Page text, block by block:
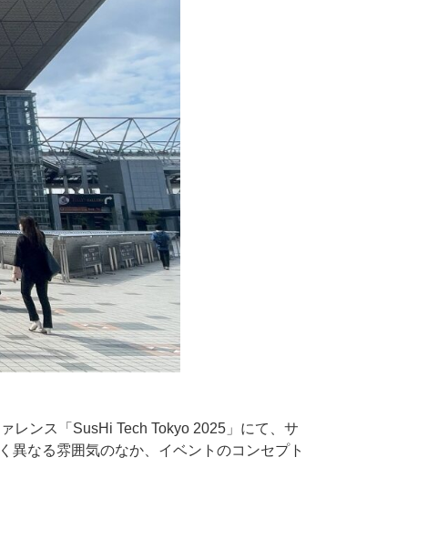
レンス「SusHi Tech Tokyo 2025」にて、サ
異なる雰囲気のなか、イベントのコンセプト